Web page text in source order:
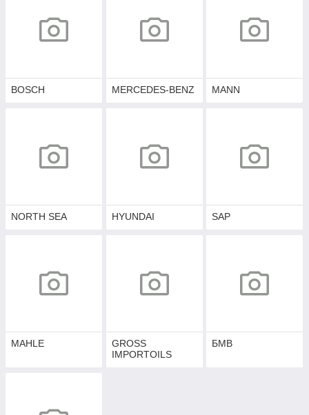
BOSCH MERCEDES-BENZ MANN
NORTH SEA HYUNDAI SAP
MAHLE
GROSS
IMPORTOILS
БМВ